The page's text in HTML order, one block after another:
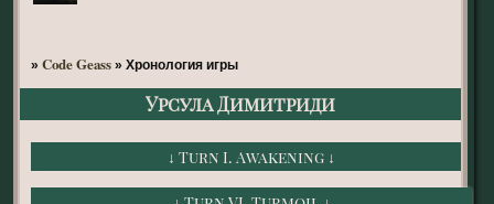
» Code Geass » Хронология игры
Урсула Димитриди